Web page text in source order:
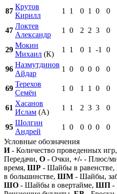
87
Крутов
Кирилл
1 1 0 1 0 0
47
Локтев
Александр
1 0 2 2 3 0
29
Мокин
Михаил (К)
1 1 0 1 -1 0
96
Назмутдинов
Айдар
1 0 0 0 0 0
69
Терехов
Семён
1 0 1 1 0 0
61
Хасанов
Ислам (А)
1 1 2 3 3 0
95
Шолгин
Андрей
1 0 0 0 0 0
Условные обозначения
И- Количество проведенных игр,
Передачи, О - Очки, +/- - Плюс/
время, ШР - Шайбы в равенстве,
в большинстве, ШМ - Шайбы,
ШО - Шайбы в овертайме, ШП -